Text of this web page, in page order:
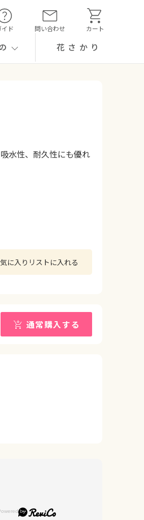
イド 問い合わせ カート
花さかり
水性、耐久性にも優れ
に入りリストに入れる
通常購入する